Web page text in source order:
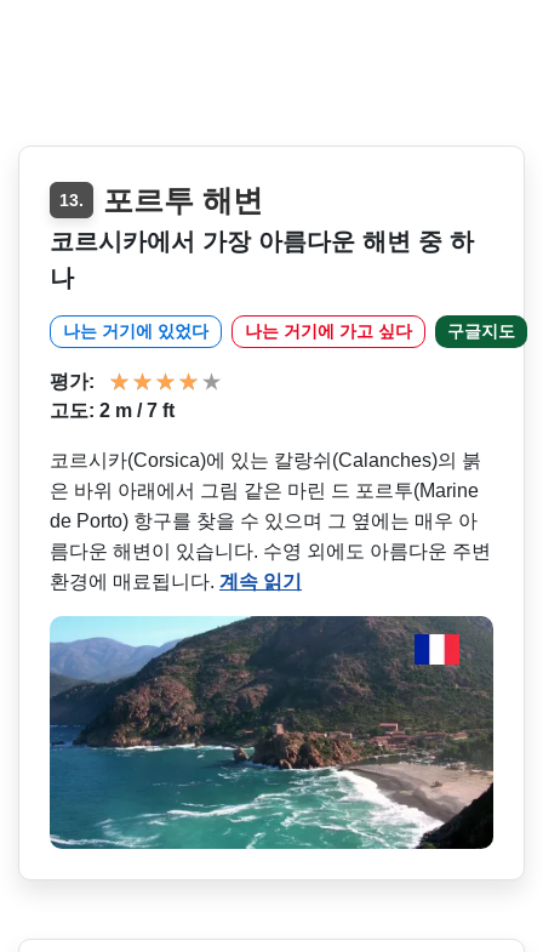
13. 포르투 해변
코르시카에서 가장 아름다운 해변 중 하
나
나는 거기에 있었다 나는 거기에 가고 싶다 구글지도
평가:
고도: 2 m / 7 ft
코르시카(Corsica)에 있는 칼랑쉬(Calanches)의 붉
은 바위 아래에서 그림 같은 마린 드 포르투(Marine
de Porto) 항구를 찾을 수 있으며 그 옆에는 매우 아
름다운 해변이 있습니다. 수영 외에도 아름다운 주변
환경에 매료됩니다. 계속 읽기